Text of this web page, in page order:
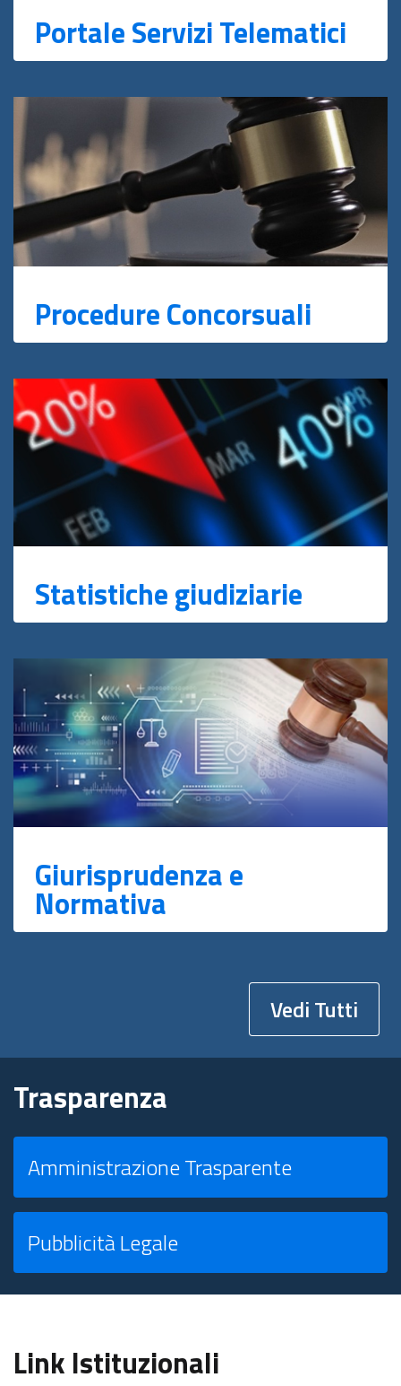
Portale Servizi Telematici
Procedure Concorsuali
Statistiche giudiziarie
Giurisprudenza e
Normativa
Vedi Tutti
Trasparenza
Amministrazione Trasparente
Pubblicità Legale
Link Istituzionali